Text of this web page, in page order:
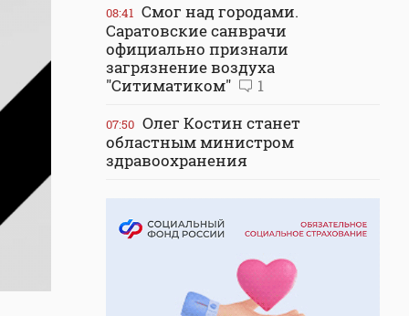
08:41 Смог над городами.
Саратовские санврачи
официально признали
загрязнение воздуха
"Ситиматиком"
1
07:50 Олег Костин станет
областным министром
здравоохранения